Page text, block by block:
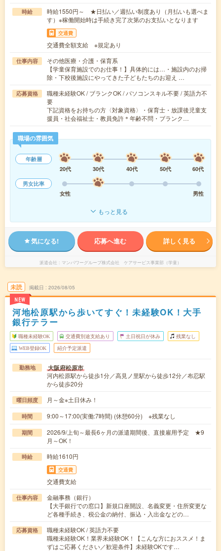
時給
時給1550円～ ★日払い／週払い制度あり（月払いも選べま
す）※稼働開始時は手続き完了次第のお支払いとなります
交通費
交通費全額支給 ※規定あり
仕事内容
その他医療・介護・保育系
【学童保育施設でのお仕事！】具体的には…・施設内のお掃
除・下校後施設にやってきた子どもたちのお迎え …
応募資格
職種未経験OK / ブランクOK / パソコンスキル不要 / 英語力不
要
下記資格をお持ちの方〈対象資格〉・保育士・放課後児童支
援員・社会福祉士・教員免許＊年齢不問・ブランク…
職場の雰囲気
年齢層
20代
30代 40代 50代
60代
男女比率
女性
男性
もっと見る
気になる! 応募へ進む 詳しく見る
派遣会社 マンパワーグループ株式会社 ケアサービス事業部（学童）
未読
NEW
掲載日 2026/08/05
河地松原駅から歩いてすぐ！未経験OK！大手
銀行テラー
職種未経験OK 交通費別途支給あり 土日祝日が休み 残業なし
WEB登録OK 紹介予定派遣
勤務地 大阪府松原市
河内松原駅から徒歩1分／高見ノ里駅から徒歩12分／布忍駅
から徒歩20分
曜日頻度 月～金※土日休み！
時間 9:00～17:00(実働:7時間) (休憩60分) ※残業なし
期間
2026/9/上旬～最長6ヶ月の派遣期間後、直接雇用予定 ★9
月～OK！
時給 時給1610円
交通費
交通費支給
仕事内容
金融事務（銀行）
【大手銀行での窓口】新規口座開設、名義変更・住所変更な
ど各種手続き、税公金の納付、振込・入出金などの…
応募資格
職種未経験OK / 英語力不要
職種未経験OK！業界未経験OK！【こんな方におススメ！ま
ずはご応募ください／歓迎条件】未経験OKです…